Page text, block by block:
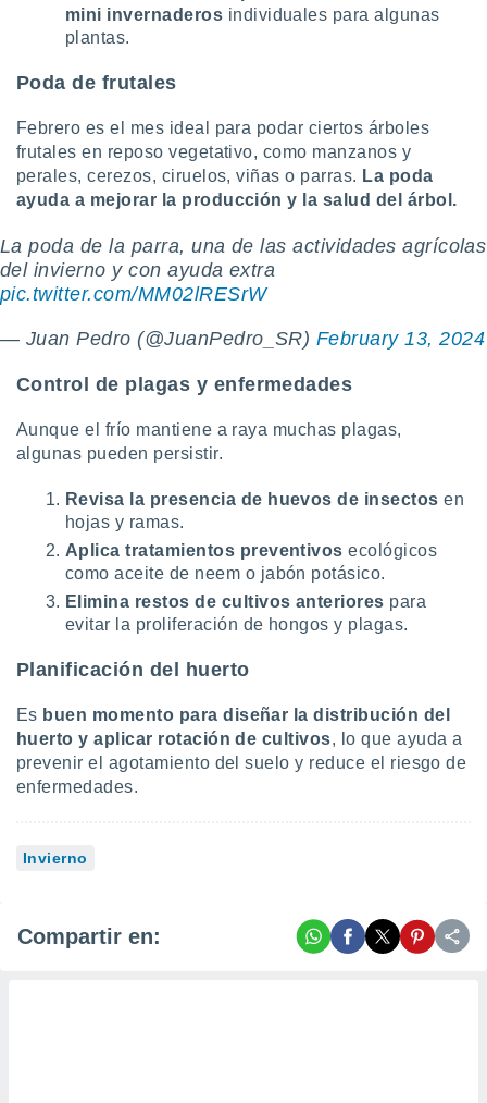
mini invernaderos individuales para algunas
plantas.
Poda de frutales
Febrero es el mes ideal para podar ciertos árboles
frutales en reposo vegetativo, como manzanos y
perales, cerezos, ciruelos, viñas o parras. La poda
ayuda a mejorar la producción y la salud del árbol.
La poda de la parra, una de las actividades agrícolas
del invierno y con ayuda extra
pic.twitter.com/MM02lRESrW
— Juan Pedro (@JuanPedro_SR) February 13, 2024
Control de plagas y enfermedades
Aunque el frío mantiene a raya muchas plagas,
algunas pueden persistir.
Revisa la presencia de huevos de insectos en
hojas y ramas.
Aplica tratamientos preventivos ecológicos
como aceite de neem o jabón potásico.
Elimina restos de cultivos anteriores para
evitar la proliferación de hongos y plagas.
Planificación del huerto
Es buen momento para diseñar la distribución del
huerto y aplicar rotación de cultivos, lo que ayuda a
prevenir el agotamiento del suelo y reduce el riesgo de
enfermedades.
Invierno
Compartir en: